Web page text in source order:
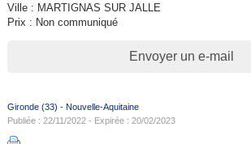
Ville : MARTIGNAS SUR JALLE
Prix : Non communiqué
Envoyer un e-mail
Gironde (33) - Nouvelle-Aquitaine
Publiée : 22/11/2022 - Expirée : 20/02/2023